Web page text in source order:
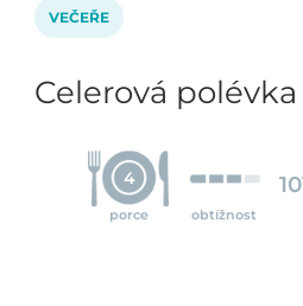
VEČEŘE
Celerová polévka
4
porce obtížnost